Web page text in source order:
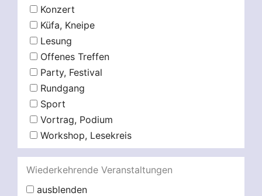
Konzert
Küfa, Kneipe
Lesung
Offenes Treffen
Party, Festival
Rundgang
Sport
Vortrag, Podium
Workshop, Lesekreis
Wiederkehrende Veranstaltungen
ausblenden